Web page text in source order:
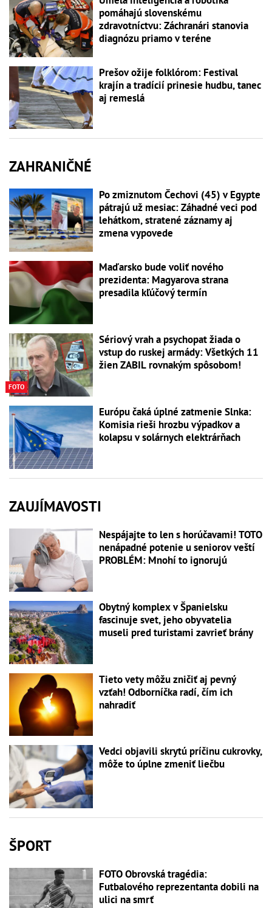
pomáhajú slovenskému
zdravotníctvu: Záchranári stanovia
diagnózu priamo v teréne
Prešov ožije folklórom: Festival
krajín a tradícií prinesie hudbu, tanec
aj remeslá
ZAHRANIČNÉ
Po zmiznutom Čechovi (45) v Egypte
pátrajú už mesiac: Záhadné veci pod
lehátkom, stratené záznamy aj
zmena vypovede
Maďarsko bude voliť nového
prezidenta: Magyarova strana
presadila kľúčový termín
FOTO
Sériový vrah a psychopat žiada o
vstup do ruskej armády: Všetkých 11
žien ZABIL rovnakým spôsobom!
Európu čaká úplné zatmenie Slnka:
Komisia rieši hrozbu výpadkov a
kolapsu v solárnych elektrárňach
ZAUJÍMAVOSTI
Nespájajte to len s horúčavami! TOTO
nenápadné potenie u seniorov veští
PROBLÉM: Mnohí to ignorujú
Obytný komplex v Španielsku
fascinuje svet, jeho obyvatelia
museli pred turistami zavrieť brány
Tieto vety môžu zničiť aj pevný
vzťah! Odborníčka radí, čím ich
nahradiť
Vedci objavili skrytú príčinu cukrovky,
môže to úplne zmeniť liečbu
ŠPORT
FOTO Obrovská tragédia:
Futbalového reprezentanta dobili na
ulici na smrť